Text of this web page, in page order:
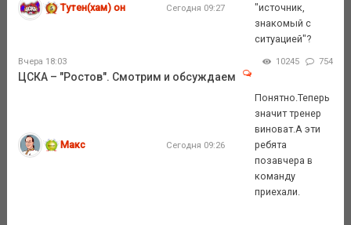
Тутен(хам) он Сегодня 09:27
"источник,
знакомый с
ситуацией"?
Вчера 18:03 10245 754
ЦСКА – "Ростов". Смотрим и обсуждаем
Макс Сегодня 09:26
Понятно.Теперь
значит тренер
виноват.А эти
ребята
позавчера в
команду
приехали.